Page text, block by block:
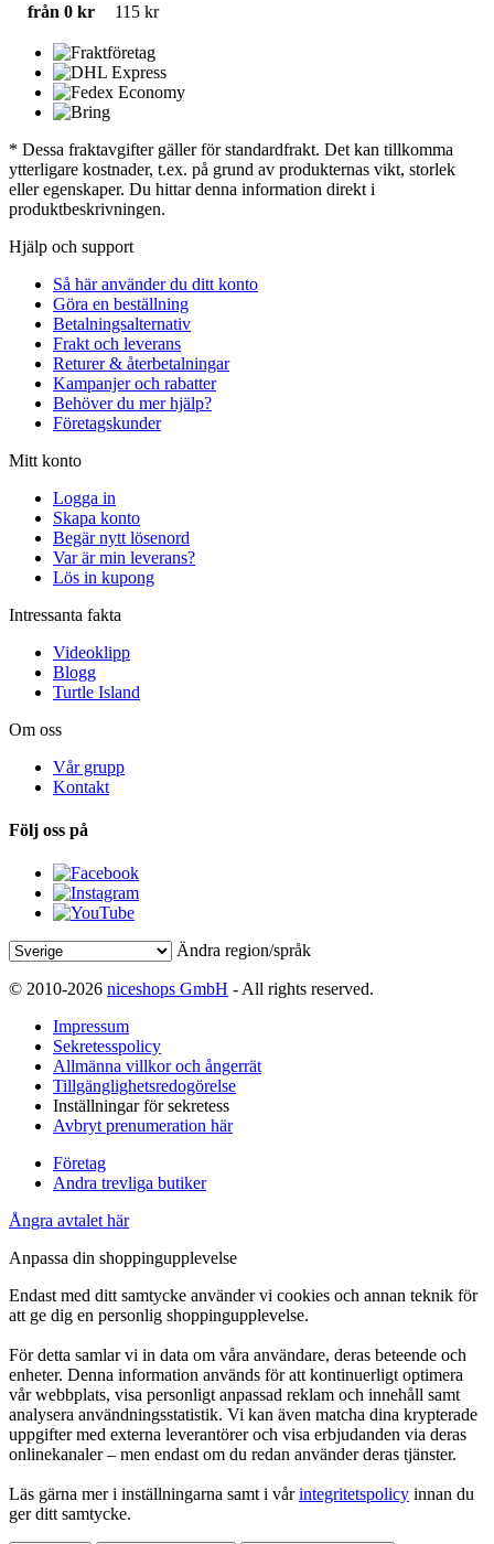
från 0 kr
115 kr
* Dessa fraktavgifter gäller för standardfrakt. Det kan tillkomma
ytterligare kostnader, t.ex. på grund av produkternas vikt, storlek
eller egenskaper. Du hittar denna information direkt i
produktbeskrivningen.
Hjälp och support
Så här använder du ditt konto
Göra en beställning
Betalningsalternativ
Frakt och leverans
Returer & återbetalningar
Kampanjer och rabatter
Behöver du mer hjälp?
Företagskunder
Mitt konto
Logga in
Skapa konto
Begär nytt lösenord
Var är min leverans?
Lös in kupong
Intressanta fakta
Videoklipp
Blogg
Turtle Island
Om oss
Vår grupp
Kontakt
Följ oss på
Ändra region/språk
© 2010-2026 niceshops GmbH - All rights reserved.
Impressum
Sekretesspolicy
Allmänna villkor och ångerrät
Tillgänglighetsredogörelse
Inställningar för sekretess
Avbryt prenumeration här
Företag
Andra trevliga butiker
Ångra avtalet här
Anpassa din shoppingupplevelse
Endast med ditt samtycke använder vi cookies och annan teknik för
att ge dig en personlig shoppingupplevelse.
För detta samlar vi in data om våra användare, deras beteende och
enheter. Denna information används för att kontinuerligt optimera
vår webbplats, visa personligt anpassad reklam och innehåll samt
analysera användningsstatistik. Vi kan även matcha dina krypterade
uppgifter med externa leverantörer och visa erbjudanden via deras
onlinekanaler – men endast om du redan använder deras tjänster.
Läs gärna mer i inställningarna samt i vårintegritetspolicy innan du
ger ditt samtycke.